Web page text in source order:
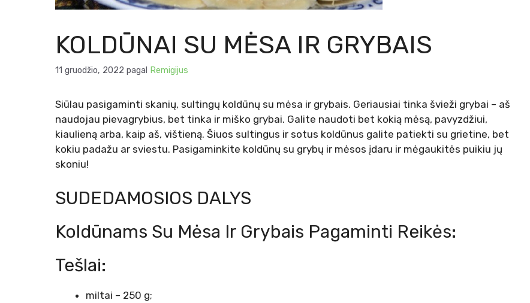
KOLDŪNAI SU MĖSA IR GRYBAIS
11 gruodžio, 2022 pagal Remigijus
Siūlau pasigaminti skanių, sultingų koldūnų su mėsa ir grybais. Geriausiai tinka švieži grybai – aš
naudojau pievagrybius, bet tinka ir miško grybai. Galite naudoti bet kokią mėsą, pavyzdžiui,
kiaulieną arba, kaip aš, vištieną. Šiuos sultingus ir sotus koldūnus galite patiekti su grietine, bet
kokiu padažu ar sviestu. Pasigaminkite koldūnų su grybų ir mėsos įdaru ir mėgaukitės puikiu jų
skoniu!
SUDEDAMOSIOS DALYS
Koldūnams Su Mėsa Ir Grybais Pagaminti Reikės:
Tešlai:
miltai – 250 g;